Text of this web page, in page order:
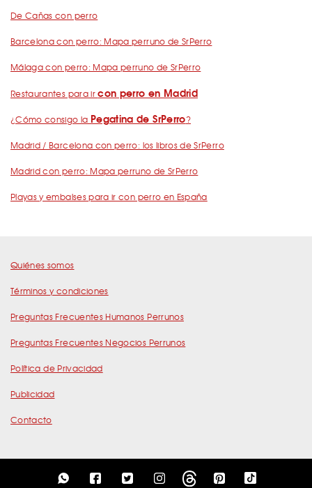
De Cañas con perro
Barcelona con perro: Mapa perruno de SrPerro
Málaga con perro: Mapa perruno de SrPerro
Restaurantes para ircon perro en Madrid
¿Cómo consigo la Pegatina de SrPerro?
Madrid / Barcelona con perro: los libros de SrPerro
Madrid con perro: Mapa perruno de SrPerro
Playas y embalses para ir con perro en España
Quiénes somos
Términos y condiciones
Preguntas Frecuentes Humanos Perrunos
Preguntas Frecuentes Negocios Perrunos
Política de Privacidad
Publicidad
Contacto